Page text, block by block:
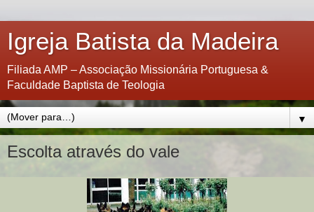
Igreja Batista da Madeira
Filiada AMP – Associação Missionária Portuguesa &
Faculdade Baptista de Teologia
▼
Escolta através do vale